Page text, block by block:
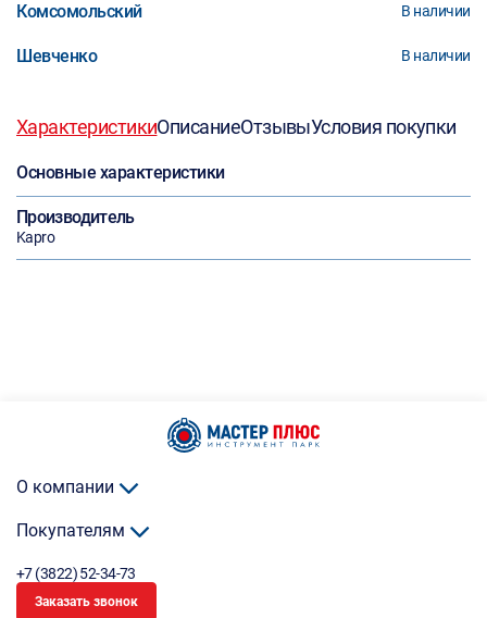
Комсомольский В наличии
Шевченко В наличии
ХарактеристикиОписаниеОтзывыУсловия покупки
Основные характеристики
Производитель
Kapro
О компании
Покупателям
+7 (3822) 52-34-73
Заказать звонок